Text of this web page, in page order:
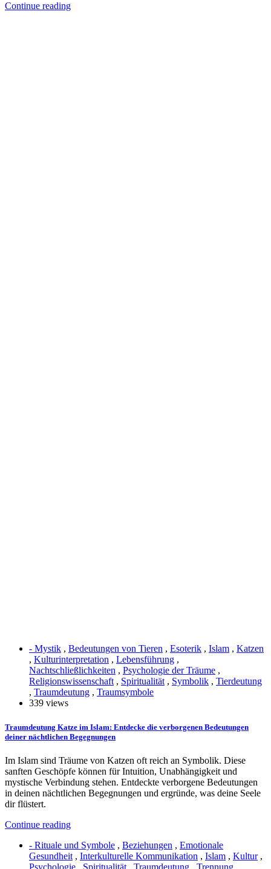
Continue reading
- Mystik , Bedeutungen von Tieren , Esoterik , Islam , Katzen
, Kulturinterpretation , Lebensführung ,
Nachtschließlichkeiten , Psychologie der Träume ,
Religionswissenschaft, Spiritualität, Symbolik , Tierdeutung
, Traumdeutung , Traumsymbole
339 views
Traumdeutung Katze im Islam: Entdecke die verborgenen Bedeutungen
deiner nächtlichen Begegnungen
Im Islam sind Träume von Katzen oft reich an Symbolik. Diese
sanften Geschöpfe können für Intuition, Unabhängigkeit und
mystische Verbindung stehen. Entdeckte verborgene Bedeutungen
in deinen nächtlichen Begegnungen und ergründe, was deine Seele
dir flüstert.
Continue reading
- Rituale und Symbole , Beziehungen , Emotionale
Gesundheit , Interkulturelle Kommunikation , Islam , Kultur,
Psychologie
Spiritualität Traumdeutung Trennung